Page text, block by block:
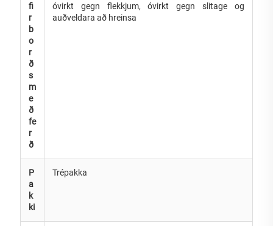
fi
r
b
o
r
ð
s
m
e
ð
fe
r
ð
óvirkt gegn flekkjum, óvirkt gegn slitage og
auðveldara að hreinsa
P
a
k
ki
Trépakka